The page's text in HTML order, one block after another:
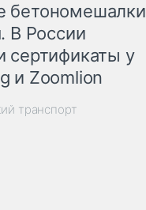
бетономешалки
В России
сертификаты у
и Zoomlion
транспорт